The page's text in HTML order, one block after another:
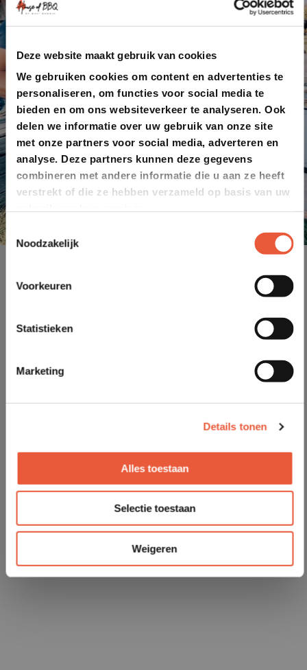
Deze website maakt gebruik van cookies
We gebruiken cookies om content en advertenties te
personaliseren, om functies voor social media te
bieden en om ons websiteverkeer te analyseren. Ook
delen we informatie over uw gebruik van onze site
met onze partners voor social media, adverteren en
analyse. Deze partners kunnen deze gegevens
combineren met andere informatie die u aan ze heeft
verstrekt of die ze hebben verzameld op basis van uw
Toestemmingsselectie
Noodzakelijk
Voorkeuren
Statistieken
Marketing
Details tonen
Alles toestaan
Selectie toestaan
Weigeren